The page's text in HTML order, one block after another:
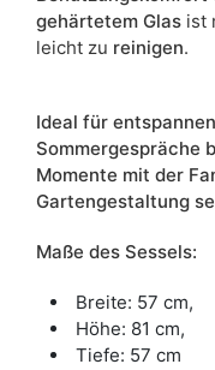
gehärtetem Glas ist
leicht zu reinigen.
Ideal für
Sommergespräche
Momente mit der
Gartengestaltung
Maße des Sessels:
Breite: 57 cm,
Höhe: 81 cm,
Tiefe: 57 cm